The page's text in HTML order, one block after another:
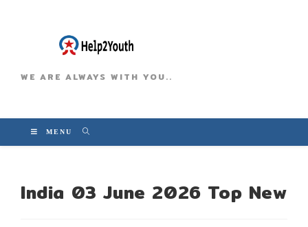
WE ARE ALWAYS WITH YOU..
MENU
India 03 June 2026 Top New